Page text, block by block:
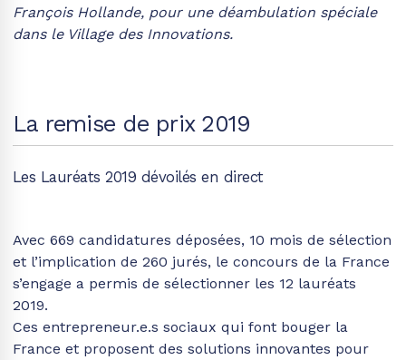
François Hollande, pour une déambulation spéciale
dans le Village des Innovations.
La remise de prix 2019
Les Lauréats 2019 dévoilés en direct
Avec 669 candidatures déposées, 10 mois de sélection
et l’implication de 260 jurés, le concours de la France
s’engage a permis de sélectionner les 12 lauréats
2019.
Ces entrepreneur.e.s sociaux qui font bouger la
France et proposent des solutions innovantes pour